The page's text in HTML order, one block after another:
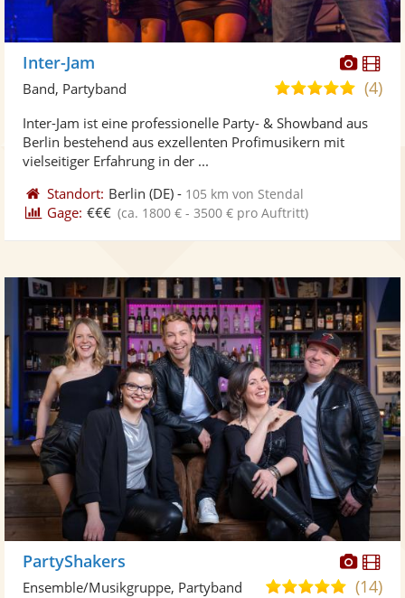
Fotos
Inter-Jam
5,0
5
(4)
Band, Partyband
Inter-Jam ist eine professionelle Party- & Showband aus
Berlin bestehend aus exzellenten Profimusikern mit
vielseitiger Erfahrung in der ...
Standort: Berlin (DE) - 105 km von Stendal
Gage: €€€ (ca. 1800 € - 3500 € pro Auftritt)
PartyShakers
4,9(14)
Ensemble/Musikgruppe, Partyband